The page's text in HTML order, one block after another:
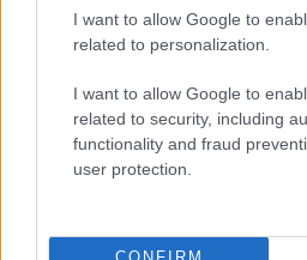
I want to allow Google to
related to personalization.
I want to allow Google to
related to security, including
functionality and fraud
user protection.
állatvédelmi munkacsoport
kérdezgetett, hanem
Ekkor Kopping Rita
közbe: